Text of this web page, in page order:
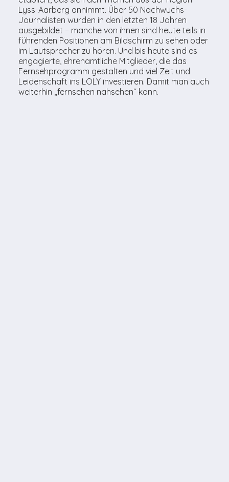
Lyss-Aarberg annimmt. Über 50 Nachwuchs-
Journalisten wurden in den letzten 18 Jahren
ausgebildet – manche von ihnen sind heute teils in
führenden Positionen am Bildschirm zu sehen oder
im Lautsprecher zu hören. Und bis heute sind es
engagierte, ehrenamtliche Mitglieder, die das
Fernsehprogramm gestalten und viel Zeit und
Leidenschaft ins LOLY investieren. Damit man auch
weiterhin „fernsehen nahsehen“ kann.